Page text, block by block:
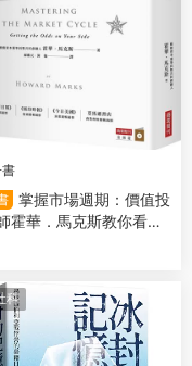
書
掌握市場週期：價值投
霍華．馬克斯教你看對
科